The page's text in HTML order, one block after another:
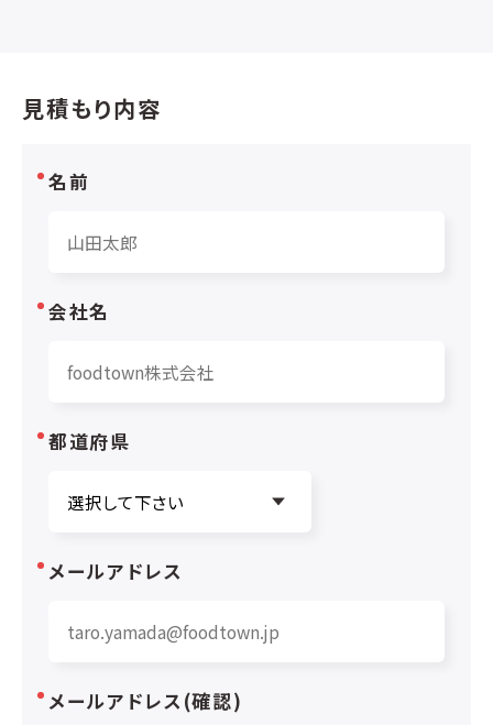
見積もり内容
名前
会社名
都道府県
メールアドレス
メールアドレス(確認)